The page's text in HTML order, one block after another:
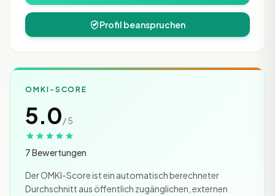
Profil beanspruchen
OMKI-SCORE
5.0/ 5
7 Bewertungen
Der OMKI-Score ist ein automatisch berechneter
Durchschnitt aus öffentlich zugänglichen, externen